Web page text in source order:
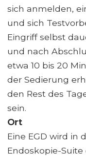
sich anmelden,
und sich
Eingriff selbst
und nach
etwa 10 bis 20
der Sedierung
den Rest des
sein.
Ort
Eine EGD wird in
Endoskopie-